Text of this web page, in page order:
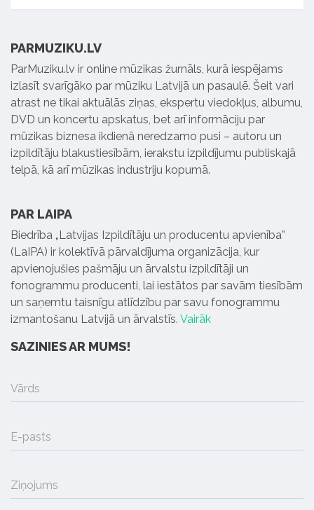
PARMUZIKU.LV
ParMuziku.lv ir online mūzikas žurnāls, kurā iespējams
izlasīt svarīgāko par mūziku Latvijā un pasaulē. Šeit vari
atrast ne tikai aktuālās ziņas, ekspertu viedokļus, albumu,
DVD un koncertu apskatus, bet arī informāciju par
mūzikas biznesa ikdienā neredzamo pusi – autoru un
izpildītāju blakustiesībām, ierakstu izpildījumu publiskajā
telpā, kā arī mūzikas industriju kopumā.
PAR LAIPA
Biedrība „Latvijas Izpildītāju un producentu apvienība”
(LaIPA) ir kolektīvā pārvaldījuma organizācija, kur
apvienojušies pašmāju un ārvalstu izpildītāji un
fonogrammu producenti, lai iestātos par savām tiesībām
un saņemtu taisnīgu atlīdzību par savu fonogrammu
izmantošanu Latvijā un ārvalstīs. Vairāk
SAZINIES AR MUMS!
Vārds
E-pasts
Ziņojums